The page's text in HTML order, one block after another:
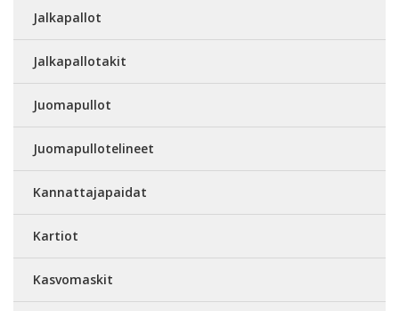
Jalkapallot
Jalkapallotakit
Juomapullot
Juomapullotelineet
Kannattajapaidat
Kartiot
Kasvomaskit